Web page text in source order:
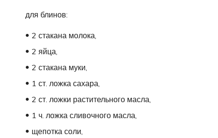
для блинов:
2 стакана молока,
2 яйца,
2 стакана муки,
1 ст. ложка сахара,
2 ст. ложки растительного масла,
1 ч. ложка сливочного масла,
щепотка соли,